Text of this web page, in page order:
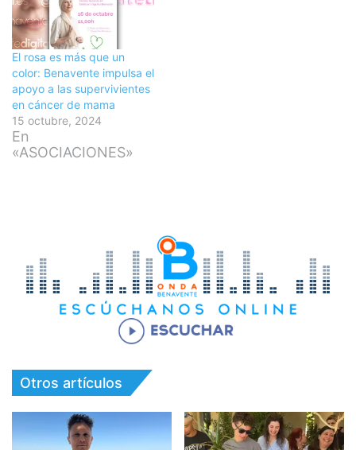
El rosa es más que un
color: Benavente impulsa el
apoyo a las supervivientes
en cáncer de mama
15 octubre, 2024
En
«ASOCIACIONES»
Otros artículos